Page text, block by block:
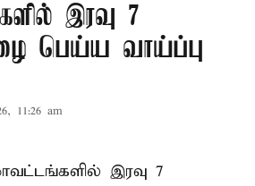
இரவு 7
பெய்ய வாய்ப்பு
11:26 am
இரவு 7